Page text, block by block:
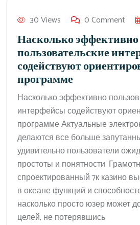
30 Views 0 Comment
Насколько эффективно
пользовательские
содействуют
программе
Насколько эффективно
интерфейсы содействуют
программе Актуальные
делаются все больше
удивительно пользователи
простоты и понятности.
спроектированный 7к казино
в океане функций и
насколько просто юзер может
целей, не потерявшись